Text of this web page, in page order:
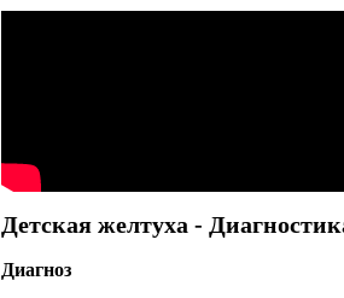
Детская желтуха -
Диагноз